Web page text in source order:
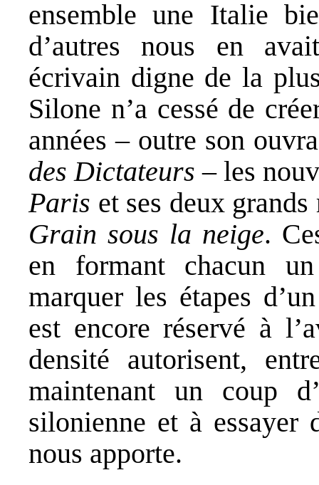
ensemble une Italie
d’autres nous en
écrivain digne de la
Silone n’a cessé de
années – outre son
des Dictateurs – les
Paris et ses deux
Grain sous la neige.
en formant chacun
marquer les étapes
est encore réservé à
densité autorisent,
maintenant un coup
silonienne et à essayer
nous apporte.